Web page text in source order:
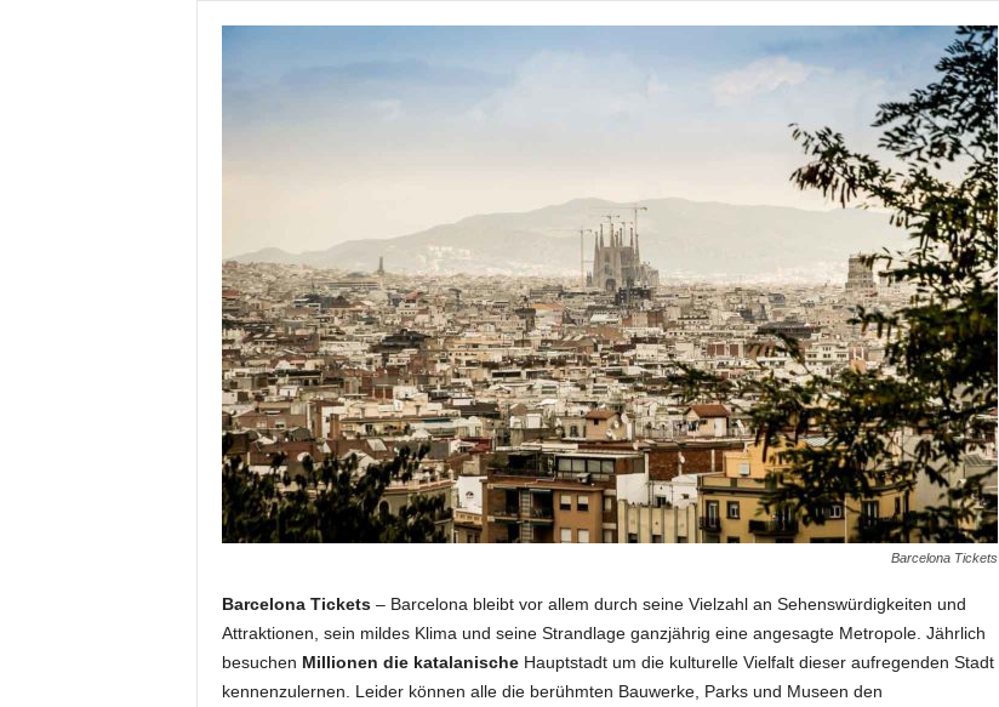
O
N
A
Barcelona Tickets
Barcelona Tickets– Barcelona bleibt vor allem durch seine Vielzahl an Sehenswürdigkeiten und
Attraktionen, sein mildes Klima und seine Strandlage ganzjährig eine angesagte Metropole. Jährlich
besuchen Millionen die katalanischeHauptstadt um die kulturelle Vielfalt dieser aufregenden Stadt
kennenzulernen. Leider können alle die berühmten Bauwerke, Parks und Museen den